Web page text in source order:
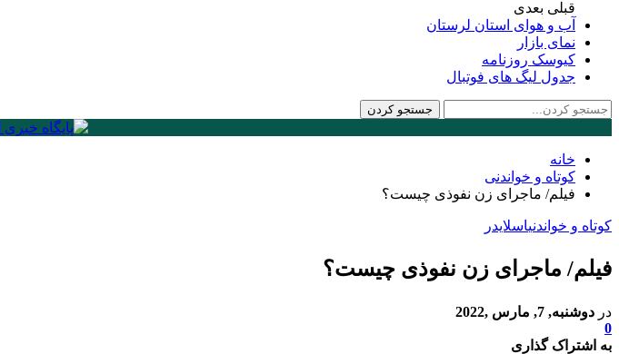
قبلی بعدی
آب و هوای استان لرستان
نمای بازار
کیوسک روزنامه
جدول لیگ های فوتبال
خانه
کوتاه و خواندنی
فیلم/ ماجرای زن نفوذی چیست؟
کوتاه و خواندنیاسلایدر
فیلم/ ماجرای زن نفوذی چیست؟
در دوشنبه, 7, مارس ,2022
0
به اشتراک گذاری